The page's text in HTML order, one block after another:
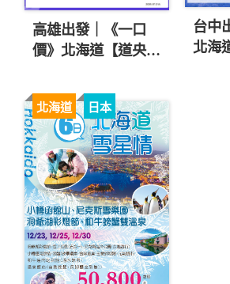
高雄出發｜《一口
價》北海道【道央】
動物園X和牛涮涮
鍋】溫泉６日
$39,800 起❤️
台中
北海
北海道 日本